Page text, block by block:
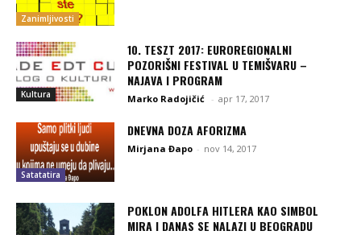
Zanimljivosti
Kultura
10. TESZT 2017: EUROREGIONALNI
POZORIŠNI FESTIVAL U TEMIŠVARU –
NAJAVA I PROGRAM
Marko Radojičić - apr 17, 2017
Satatatira
DNEVNA DOZA AFORIZMA
Mirjana Đapo - nov 14, 2017
POKLON ADOLFA HITLERA KAO SIMBOL
MIRA I DANAS SE NALAZI U BEOGRADU